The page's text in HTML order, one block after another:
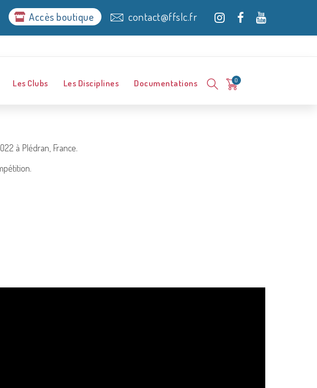
Accès boutique contact@ffslc.fr
Les Clubs Les Disciplines Documentations 0
à Plédran, France.